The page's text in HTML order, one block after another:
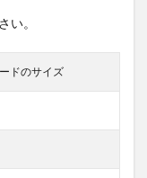
い。
ドのサイズ